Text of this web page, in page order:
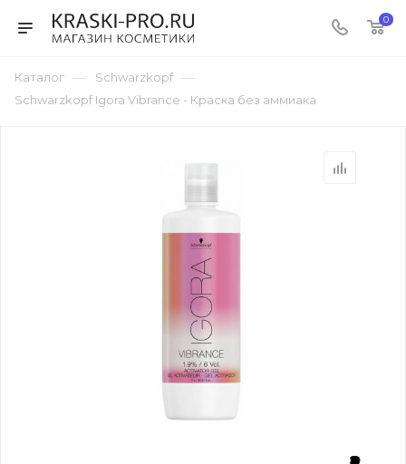
0
Каталог — Schwarzkopf —
Schwarzkopf Igora Vibrance - Краска без аммиака